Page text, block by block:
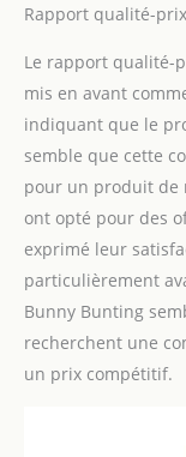
Rapport qualité-prix
Le rapport qualité-
mis en avant
indiquant que le
semble que cette
pour un produit de
ont opté pour des
exprimé leur
particulièrement
Bunny Bunting
recherchent une
un prix compétitif.